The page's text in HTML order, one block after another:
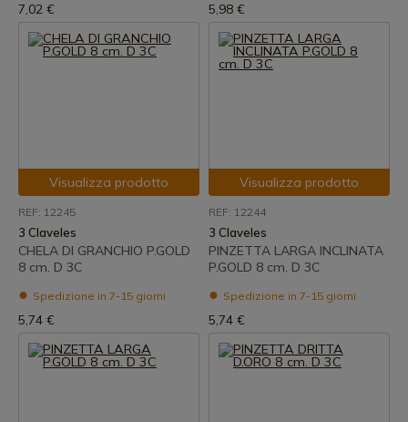
7,02 € 5,98 €
Visualizza prodotto
REF: 12245
3 Claveles
CHELA DI GRANCHIO P.GOLD
8 cm. D 3C
Spedizione in 7-15 giorni
5,74 €
Visualizza prodotto
REF: 12244
3 Claveles
PINZETTA LARGA INCLINATA
P.GOLD 8 cm. D 3C
Spedizione in 7-15 giorni
5,74 €